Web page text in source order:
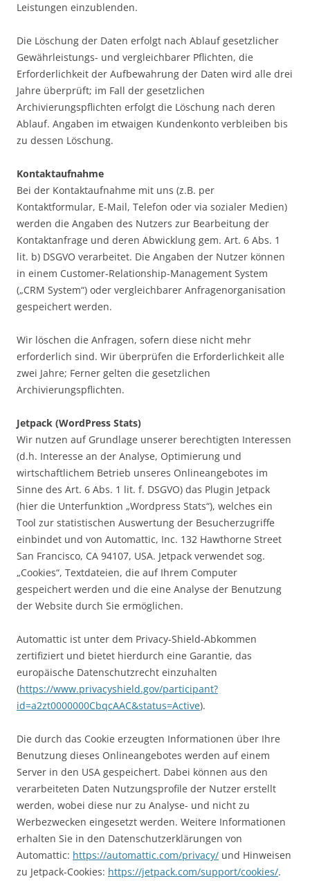
Leistungen einzublenden.
Die Löschung der Daten erfolgt nach Ablauf gesetzlicher
Gewährleistungs- und vergleichbarer Pflichten, die
Erforderlichkeit der Aufbewahrung der Daten wird alle drei
Jahre überprüft; im Fall der gesetzlichen
Archivierungspflichten erfolgt die Löschung nach deren
Ablauf. Angaben im etwaigen Kundenkonto verbleiben bis
zu dessen Löschung.
Kontaktaufnahme
Bei der Kontaktaufnahme mit uns (z.B. per
Kontaktformular, E-Mail, Telefon oder via sozialer Medien)
werden die Angaben des Nutzers zur Bearbeitung der
Kontaktanfrage und deren Abwicklung gem. Art. 6 Abs. 1
lit. b) DSGVO verarbeitet. Die Angaben der Nutzer können
in einem Customer-Relationship-Management System
(„CRM System“) oder vergleichbarer Anfragenorganisation
gespeichert werden.
Wir löschen die Anfragen, sofern diese nicht mehr
erforderlich sind. Wir überprüfen die Erforderlichkeit alle
zwei Jahre; Ferner gelten die gesetzlichen
Archivierungspflichten.
Jetpack (WordPress Stats)
Wir nutzen auf Grundlage unserer berechtigten Interessen
(d.h. Interesse an der Analyse, Optimierung und
wirtschaftlichem Betrieb unseres Onlineangebotes im
Sinne des Art. 6 Abs. 1 lit. f. DSGVO) das Plugin Jetpack
(hier die Unterfunktion „Wordpress Stats“), welches ein
Tool zur statistischen Auswertung der Besucherzugriffe
einbindet und von Automattic, Inc. 132 Hawthorne Street
San Francisco, CA 94107, USA. Jetpack verwendet sog.
„Cookies“, Textdateien, die auf Ihrem Computer
gespeichert werden und die eine Analyse der Benutzung
der Website durch Sie ermöglichen.
Automattic ist unter dem Privacy-Shield-Abkommen
zertifiziert und bietet hierdurch eine Garantie, das
europäische Datenschutzrecht einzuhalten
(https://www.privacyshield.gov/participant?
id=a2zt0000000CbqcAAC&status=Active).
Die durch das Cookie erzeugten Informationen über Ihre
Benutzung dieses Onlineangebotes werden auf einem
Server in den USA gespeichert. Dabei können aus den
verarbeiteten Daten Nutzungsprofile der Nutzer erstellt
werden, wobei diese nur zu Analyse- und nicht zu
Werbezwecken eingesetzt werden. Weitere Informationen
erhalten Sie in den Datenschutzerklärungen von
Automattic: https://automattic.com/privacy/ und Hinweisen
zu Jetpack-Cookies: https://jetpack.com/support/cookies/.